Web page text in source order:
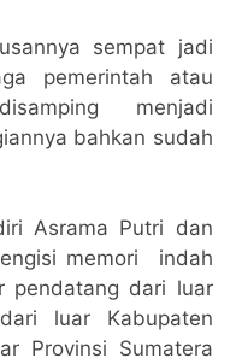
sempat jadi
pemerintah atau
menjadi
bahkan sudah
Asrama Putri dan
memori indah
pendatang dari luar
luar Kabupaten
Provinsi Sumatera